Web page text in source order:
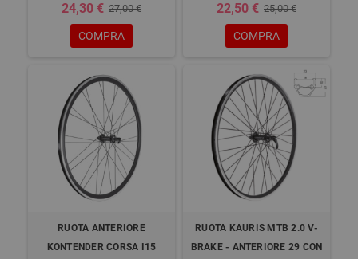
24,30 € 27,00 €
COMPRA
22,50 € 25,00 €
COMPRA
RUOTA ANTERIORE
KONTENDER CORSA I15
RUOTA KAURIS MTB 2.0 V-
BRAKE - ANTERIORE 29 CON